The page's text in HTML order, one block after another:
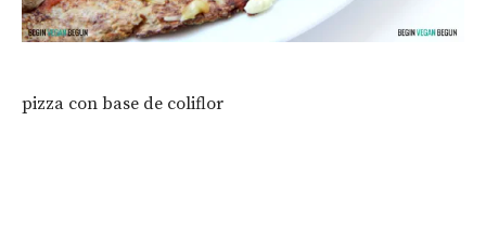
pizza con base de coliflor